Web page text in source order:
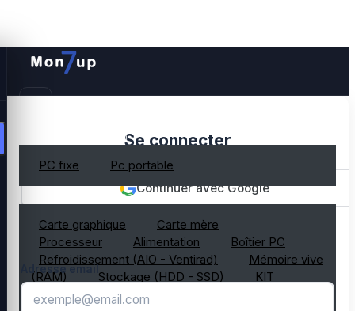
PC gamer occasion
PC fixe Pc portable
Composant PC occasion
Carte graphique
Carte mère
Processeur
Alimentation
Boîtier PC
Refroidissement (AIO - Ventirad)
Mémoire vive
(RAM)
Stockage (HDD - SSD)
KIT
composant PC gamer
Se connecter
Continuer avec Google
OU
Adresse email